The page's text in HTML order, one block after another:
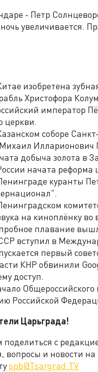
- Петр
увеличивается.
изобретена
Христофора
император
церкви.
соборе
Илларионович
добыча золота в
начата
куранты
на киноплёнку во
плавание
вступил в
первый
КНР обвинили
доступ.
Российской
Царьграда!
поделиться с
вопросы и новости на
spb@Tsargrad.TV